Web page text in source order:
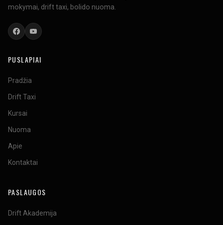
mokymai, drift taxi, bolido nuoma.
PUSLAPIAI
Pradžia
Drift Taxi
Kursai
Nuoma
Apie
Kontaktai
PASLAUGOS
Drift Akademija